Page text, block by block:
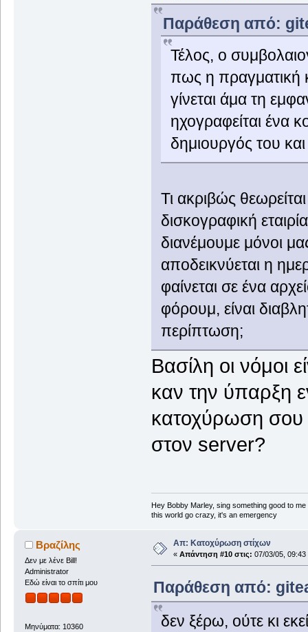
Παράθεση από:
Τέλος, ο
πως η πραγματική
γίνεται άμα τη
ηχογραφείται ένα
δημιουργός του
Τι ακριβώς
δισκογραφική
διανέμουμε μόνοι
αποδεικνύεται η
φαίνεται σε ένα
φόρουμ, είναι
περίπτωση;
Βασίλη οι νόμοι
καν την ύπαρξη
κατοχύρωση σου
στον server?
Hey Bobby Marley, sing something good to me
this world go crazy, it's an emergency
Βραζίλης
Δεν με λένε Bill!
Administrator
Εδώ είναι το σπίτι μου
Μηνύματα: 10360
Απ: Κατοχύρωση στίχων
« Απάντηση #10 στις: 07/03/05, 09:43
Παράθεση από:
δεν ξέρω, ούτε κι